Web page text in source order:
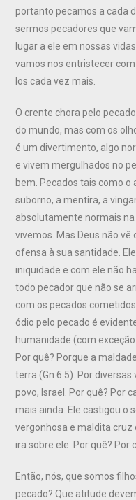
portanto pecamos a cada
sermos pecadores que
lugar a ele em nossas
vamos nos entristecer
los cada vez mais.
O crente chora pelo
do mundo, mas com os
é um divertimento, algo
e vivem mergulhados no
bem. Pecados tais como
suborno, a mentira, a
absolutamente normais
vivemos. Mas Deus não vê
ofensa à sua santidade.
iniquidade e com ele não
todo pecador que não se
com os pecados
ódio pelo pecado é
humanidade (com
Por quê? Porque a
terra (Gn 6.5). Por
povo, Israel. Por quê? Por
mais ainda: Ele castigou o
vergonhosa e maldita cruz
ira sobre ele. Por quê? Por
Então, nós, que somos
pecado? Que atitude